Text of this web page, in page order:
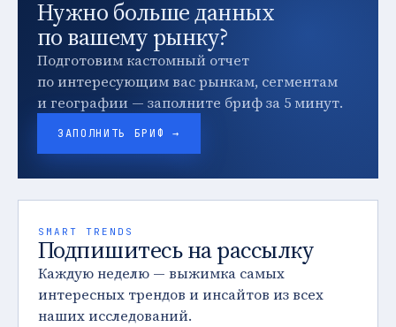
Нужно больше данных
по вашему рынку?
Подготовим кастомный отчет
по интересующим вас рынкам, сегментам
и географии — заполните бриф за 5 минут.
ЗАПОЛНИТЬ БРИФ →
SMART TRENDS
Подпишитесь на рассылку
Каждую неделю — выжимка самых
интересных трендов и инсайтов из всех
наших исследований.